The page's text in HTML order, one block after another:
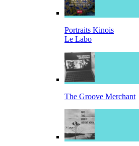
Portraits Kinois
Le Labo
The Groove Merchant